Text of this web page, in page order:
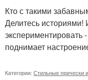
Кто с такими
Делитесь историями!
экспериментировать
поднимает
Категории: Стильные прически